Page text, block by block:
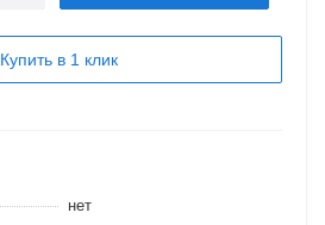
Купить в 1 клик
нет